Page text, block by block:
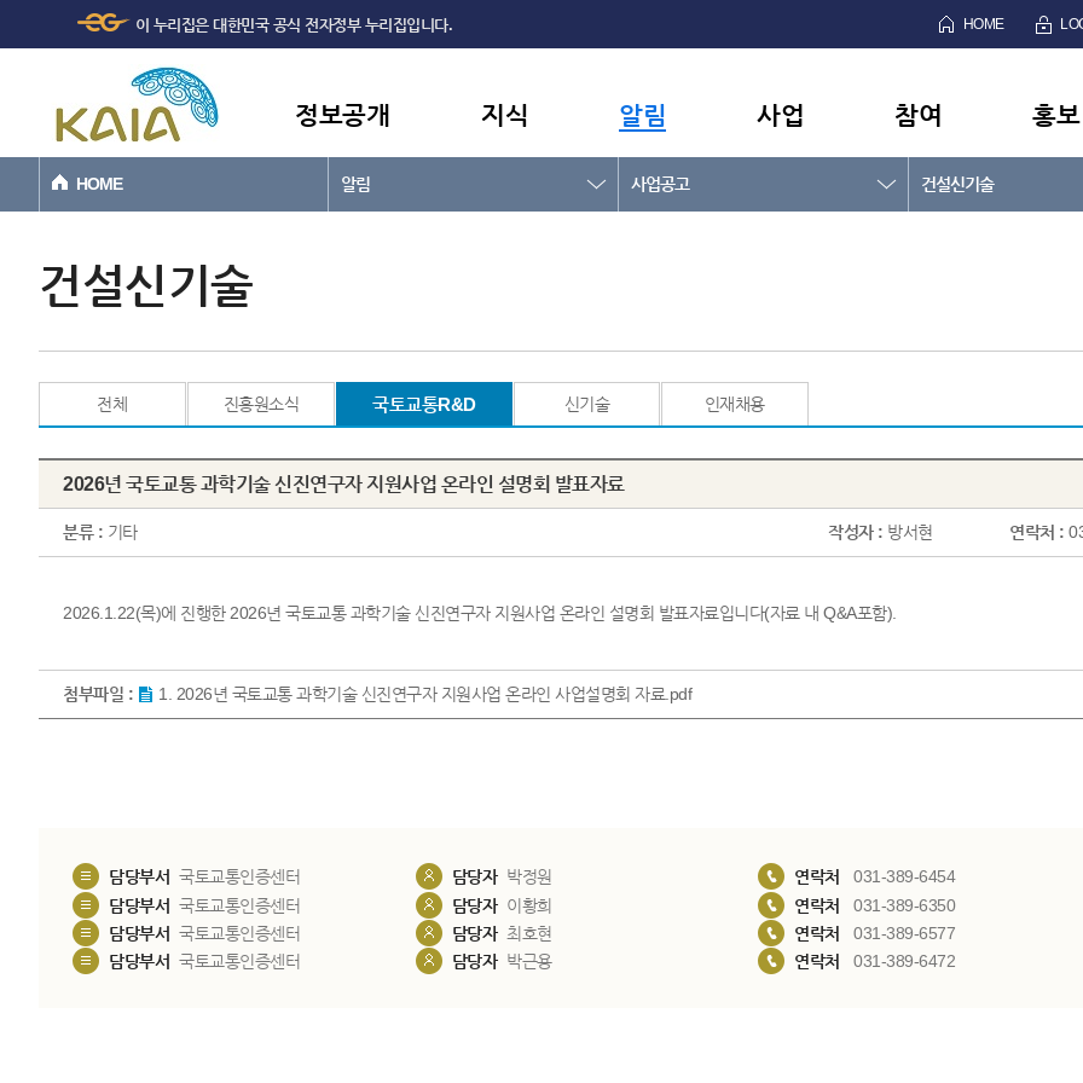
본문바로가기
이 누리집은 대한민국 공식 전자정부 누리집입니다. HOME
정보공개 지식 알림 사업 참여 홍보
HOME 알림 사업공고 건설신기술
건설신기술
전체 진흥원소식 국토교통R&D 신기술 인재채용
2026년 국토교통 과학기술 신진연구자 지원사업 온라인 설명회 발표자료
분류 : 기타 작성자 : 방서현 연락처 :
2026.1.22(목)에 진행한 2026년 국토교통 과학기술 신진연구자 지원사업 온라인 설명회 발표자료입니다(자료 내 Q&A포함).​
첨부파일 : 1. 2026년 국토교통 과학기술 신진연구자 지원사업 온라인 사업설명회 자료.pdf
담당부서 국토교통인증센터 담당자 박정원 연락처
031-389-6454
담당부서 국토교통인증센터 담당자 이황희 연락처
031-389-6350
담당부서 국토교통인증센터 담당자 최호현 연락처
031-389-6577
담당부서 국토교통인증센터 담당자 박근용 연락처 031-389-6472